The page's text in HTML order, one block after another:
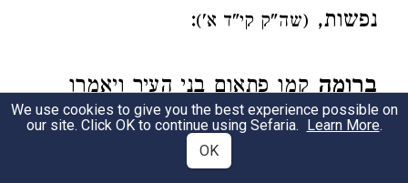
נפשות, (שה"ק קי"ד א'):
ברומהקמו פתאום בני העיר ויאמרו
ליהודים שימירו ואם לאו יהדגו כלם, ובג'
ימים המירו ט"ו אלפים נפשות ואמר
We use cookies to give you the best experience possible on
our site. Click OK to continue using Sefaria. Learn More.
OK